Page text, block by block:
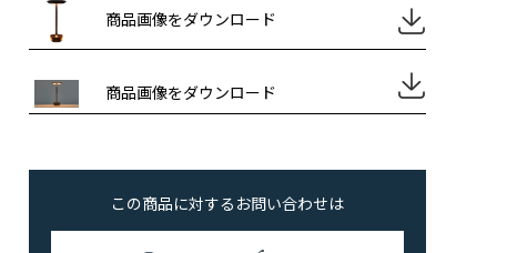
商品画像をダウンロード
商品画像をダウンロード
この商品に対するお問い合わせは